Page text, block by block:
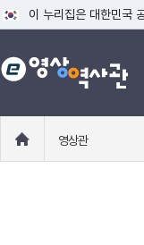
이 누리집은 대한민국
공식 누리집 주소 확인
go.kr 주소를 사용하는
로
영상관